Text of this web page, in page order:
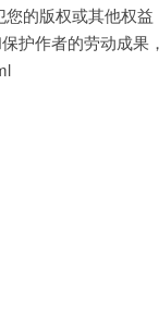
的版权或其他权
护作者的劳动成